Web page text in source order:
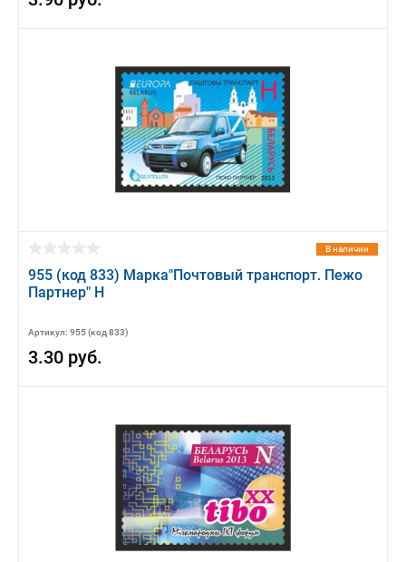
В наличии
955 (код 833) Марка"Почтовый транспорт. Пежо
Партнер" Н
Артикул: 955 (код 833)
3.30 руб.